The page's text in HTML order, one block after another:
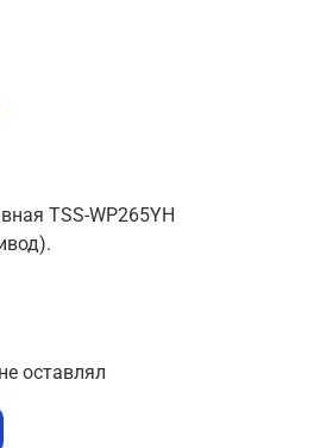
TSS-WP265YH
оставлял